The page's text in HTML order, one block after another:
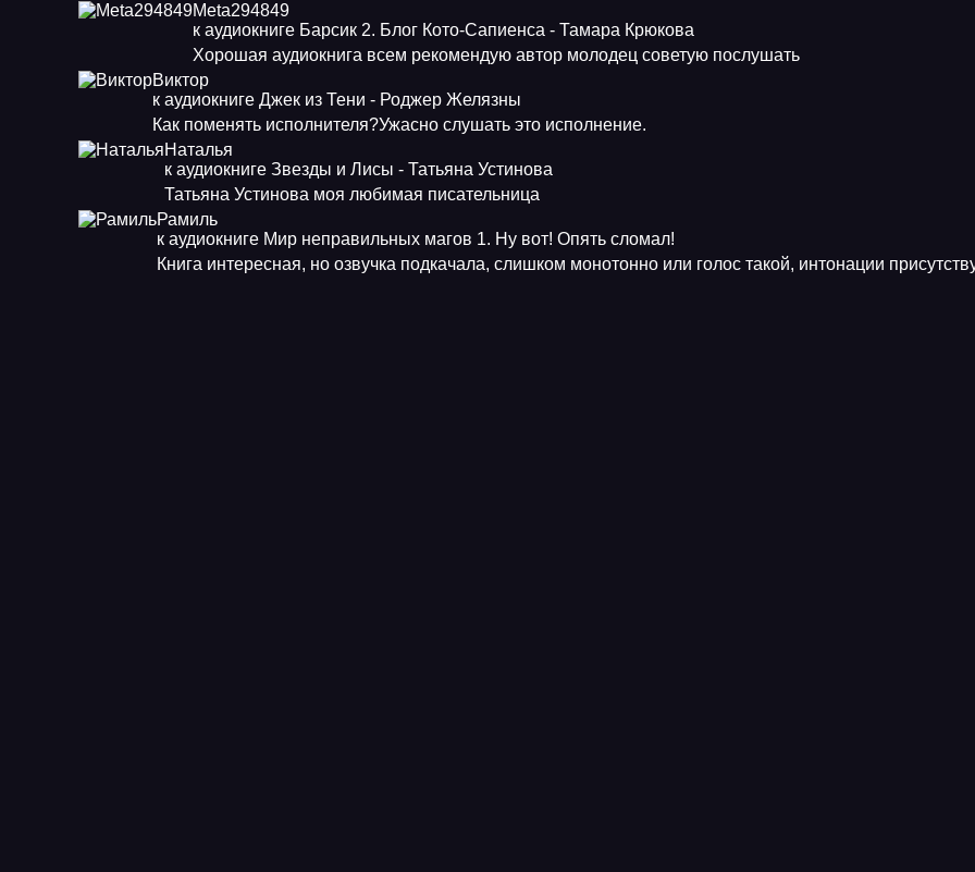
Meta294849
к аудиокниге Барсик 2. Блог Кото-Сапиенса - Тамара Крюкова
Хорошая аудиокнига всем рекомендую автор молодец советую послушать
Виктор
к аудиокниге Джек из Тени - Роджер Желязны
Как поменять исполнителя?Ужасно слушать это исполнение.
Наталья
к аудиокниге Звезды и Лисы - Татьяна Устинова
Татьяна Устинова моя любимая писательница
Рамиль
к аудиокниге Мир неправильных магов 1. Ну вот! Опять сломал!
Книга интересная, но озвучка подкачала, слишком монотонно или голос такой, интонации